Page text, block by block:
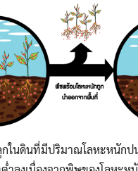
ในดินที่มีปริมาณโลหะหนักป